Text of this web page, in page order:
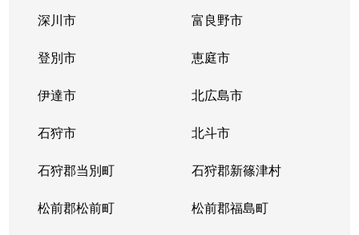
深川市 富良野市
登別市 恵庭市
伊達市 北広島市
石狩市 北斗市
石狩郡当別町 石狩郡新篠津村
松前郡松前町 松前郡福島町